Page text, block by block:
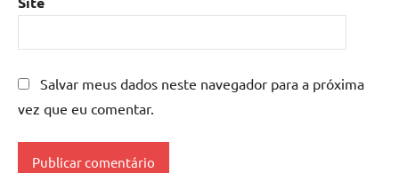
Salvar meus dados neste navegador para a próxima
vez que eu comentar.